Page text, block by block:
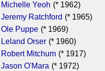
Michelle Yeoh (* 1962)
Jeremy Ratchford (* 1965)
Ole Puppe (* 1969)
Leland Orser (* 1960)
Robert Mitchum (* 1917)
Jason O'Mara (* 1972)